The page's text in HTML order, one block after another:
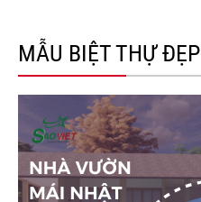
MẪU BIỆT THỰ ĐẸP